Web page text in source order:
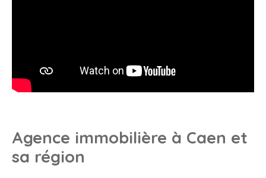
Agence immobilière à Caen et
sa région